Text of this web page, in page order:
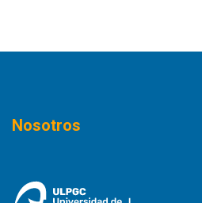
Nosotros